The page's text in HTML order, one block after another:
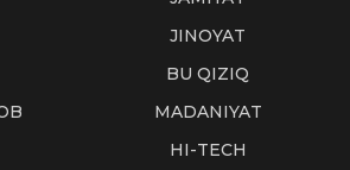
JINOYAT
BU QIZIQ
MADANIYAT
HI-TECH